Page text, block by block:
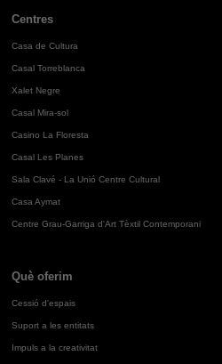
Centres
Casa de Cultura
Casal Torreblanca
Xalet Negre
Casal Mira-sol
Casino La Floresta
Casal Les Planes
Sala Clavé - La Unió Centre Cultural
Casa Aymat
Centre Grau-Garriga d'Art Tèxtil Contemporani
Què oferim
Cessió d'espais
Suport a les entitats
Impuls a la creativitat